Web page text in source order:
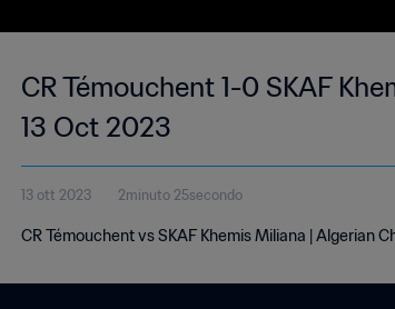
CR Témouchent 1-0 SKAF
13 Oct 2023
13 ott 2023 2minuto 25secondo
CR Témouchent vs SKAF Khemis Miliana | Algerian